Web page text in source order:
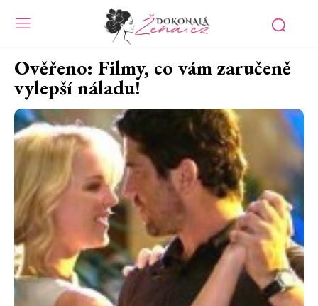
Ověřeno: Filmy, co vám zaručeně
vylepší náladu!